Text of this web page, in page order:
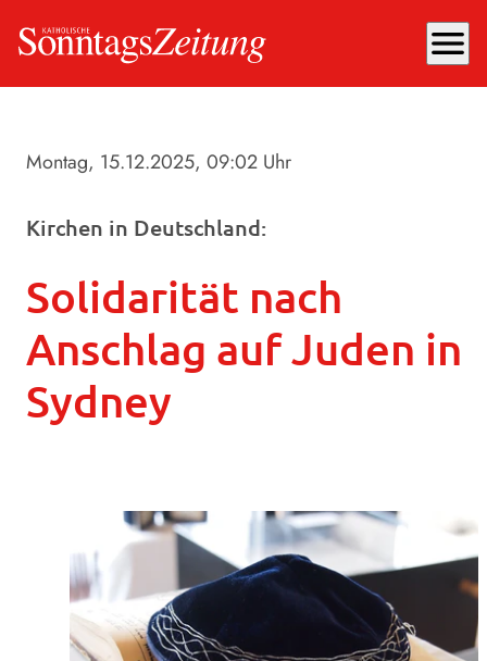
menu
Montag, 15.12.2025, 09:02 Uhr
Kirchen in Deutschland:
Solidarität nach
Anschlag auf Juden in
Sydney